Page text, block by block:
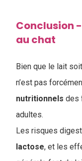
Conclusion
au chat
Bien que le lait
n’est pas
nutritionnels des
adultes.
Les risques
lactose, et les